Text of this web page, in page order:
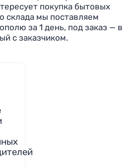
покупка бытовых
склада мы поставляем
за 1 день, под заказ — в
с заказчиком.